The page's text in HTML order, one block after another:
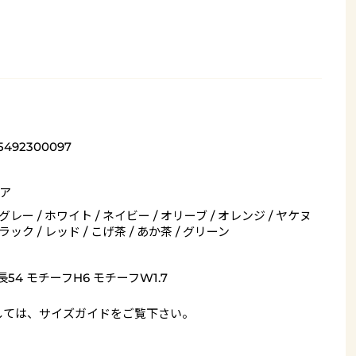
レー / ホワイト / ネイビー / オリーブ / オレンジ / ヤケヌ
ック / レッド / こげ茶 / あか茶 / グリーン
54 モチーフH6 モチーフW1.7
は、 サイズガイドをご覧下さい。